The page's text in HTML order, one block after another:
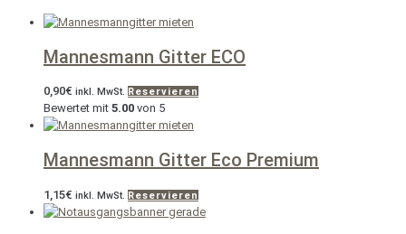
Mannesmann Gitter ECO
0,90€ inkl. MwSt. Reservieren
Bewertet mit 5.00 von 5
Mannesmann Gitter Eco Premium
1,15€ inkl. MwSt. Reservieren